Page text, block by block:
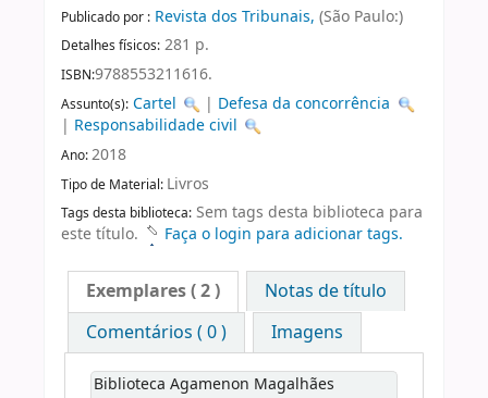
Publicado por : Revista dos Tribunais, (São Paulo:)
Detalhes físicos: 281 p.
ISBN:9788553211616.
Assunto(s): Cartel | Defesa da concorrência
| Responsabilidade civil
Ano:2018
Tipo de Material: Livros
Tags desta biblioteca: Sem tags desta biblioteca para
este título.
Faça o login para adicionar tags.
Exemplares( 2 )
Notas de título
Comentários ( 0 )
Imagens
Biblioteca Agamenon Magalhães